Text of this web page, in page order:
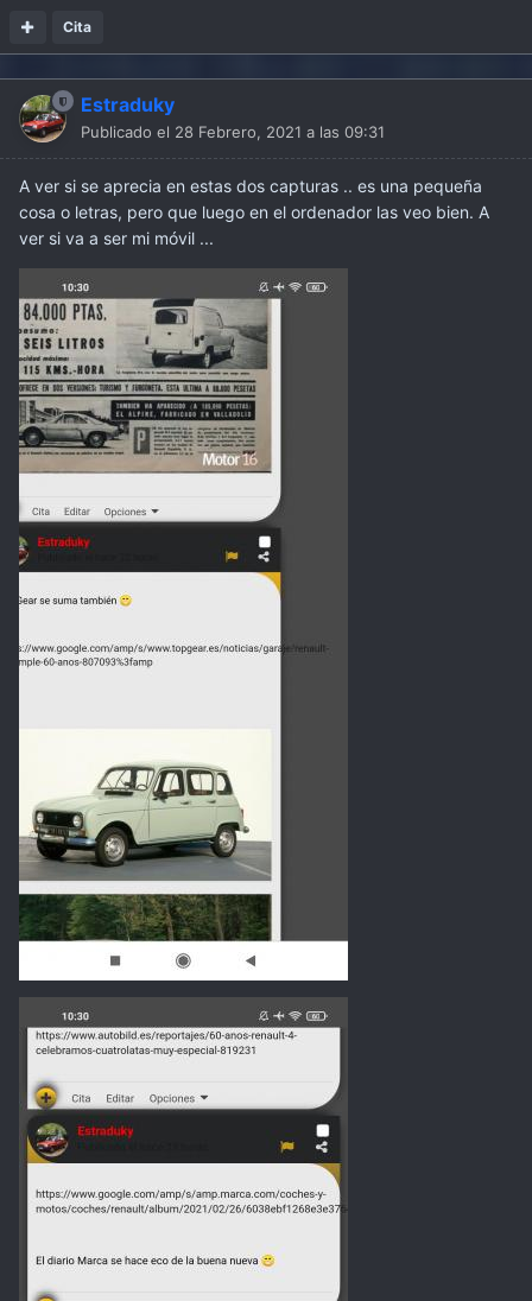
Cita
Estraduky
Publicado el 28 Febrero, 2021 a las 09:31
A ver si se aprecia en estas dos capturas .. es una pequeña
cosa o letras, pero que luego en el ordenador las veo bien. A
ver si va a ser mi móvil ...